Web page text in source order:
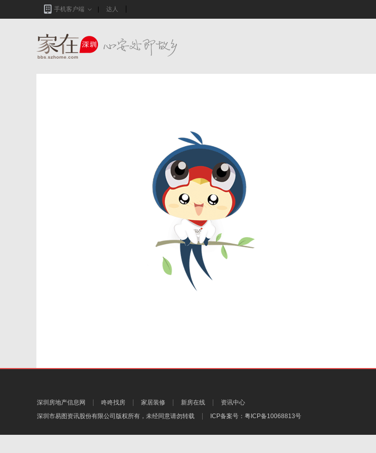
手机客户端 达人
深圳房地产信息网 咚咚找房 家居装修 新房在线
资讯中心
深圳市易图资讯股份有限公司 版权所有，未经同意请勿转载 ICP备案号： 粤ICP备10068813号